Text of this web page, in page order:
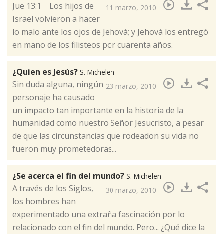
11 marzo, 2010
​Jue 13:1 Los hijos de
Israel volvieron a hacer
lo malo ante los ojos de Jehová; y Jehová los entregó
en mano de los filisteos por cuarenta años.
¿Quien es Jesús? S. Michelen
23 marzo, 2010
​Sin duda alguna, ningún
personaje ha causado
un impacto tan importante en la historia de la
humanidad como nuestro Señor Jesucristo, a pesar
de que las circunstancias que rodeadon su vida no
fueron muy prometedoras...
¿Se acerca el fin del mundo? S. Michelen
30 marzo, 2010
​A través de los Siglos,
los hombres han
experimentado una extraña fascinación por lo
relacionado con el fin del mundo. Pero... ¿Qué dice la